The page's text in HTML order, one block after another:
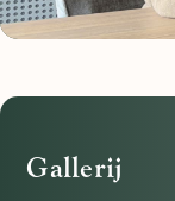
Gallerij